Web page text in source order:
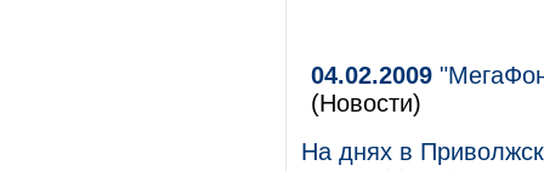
04.02.2009
(Новости)
На днях в